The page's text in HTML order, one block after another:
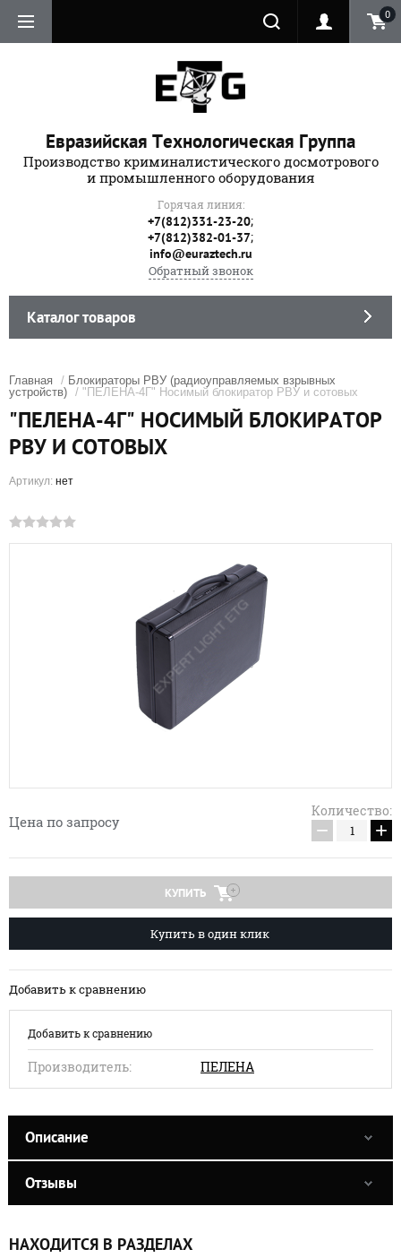
0
Евразийская Технологическая Группа
Производство криминалистического досмотрового
и промышленного оборудования
Горячая линия:
+7(812)331-23-20;
+7(812)382-01-37;
info@euraztech.ru
Обратный звонок
Каталог товаров
Главная / Блокираторы РВУ (радиоуправляемых взрывных
устройств) / "ПЕЛЕНА-4Г" Носимый блокиратор РВУ и сотовых
"ПЕЛЕНА-4Г" НОСИМЫЙ БЛОКИРАТОР
РВУ И СОТОВЫХ
Артикул: нет
Цена по запросу
Количество:
− +
КУПИТЬ
Купить в один клик
Добавить к сравнению
Добавить к сравнению
Производитель: ПЕЛЕНА
Описание
Отзывы
НАХОДИТСЯ В РАЗДЕЛАХ